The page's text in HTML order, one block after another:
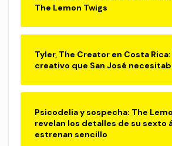
The Lemon Twigs
Tyler, The Creator en Costa
creativo que San José
Psicodelia y sospecha: The
revelan los detalles de su sexto
estrenan sencillo